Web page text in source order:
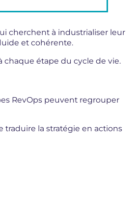
cherchent à industrialiser leur
et cohérente.
chaque étape du cycle de vie.
RevOps peuvent regrouper
traduire la stratégie en actions